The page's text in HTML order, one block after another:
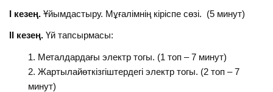
І кезең. Ұйымдастыру. Мұғалімнің кіріспе сөзі. (5 минут)
ІІ кезең. Үй тапсырмасы:
Металдардағы электр тогы. (1 топ – 7 минут)
Жартылайөткізгіштердегі электр тогы. (2 топ – 7
минут)